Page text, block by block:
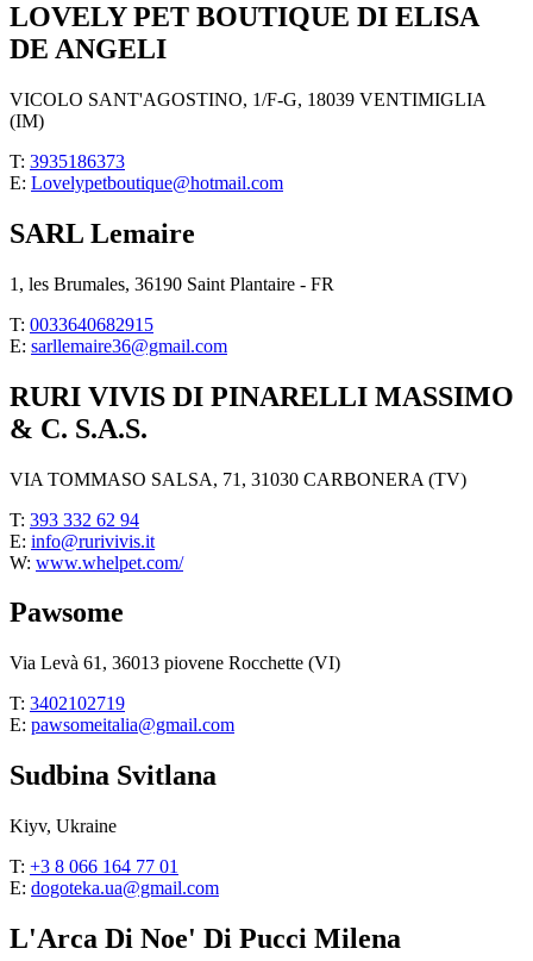
LOVELY PET BOUTIQUE DI ELISA
DE ANGELI
VICOLO SANT'AGOSTINO, 1/F-G, 18039 VENTIMIGLIA
(IM)
T: 3935186373
E: Lovelypetboutique@hotmail.com
SARL Lemaire
1, les Brumales, 36190 Saint Plantaire - FR
T: 0033640682915
E: sarllemaire36@gmail.com
RURI VIVIS DI PINARELLI MASSIMO
& C. S.A.S.
VIA TOMMASO SALSA, 71, 31030 CARBONERA (TV)
T: 393 332 62 94
E: info@rurivivis.it
W: www.whelpet.com/
Pawsome
Via Levà 61, 36013 piovene Rocchette (VI)
T: 3402102719
E: pawsomeitalia@gmail.com
Sudbina Svitlana
Kiyv, Ukraine
T: +3 8 066 164 77 01
E: dogoteka.ua@gmail.com
L'Arca Di Noe' Di Pucci Milena